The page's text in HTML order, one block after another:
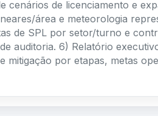
área e meteorologia
de SPL por setor/turno e
auditoria. 6) Relatório
mitigação por etapas, metas